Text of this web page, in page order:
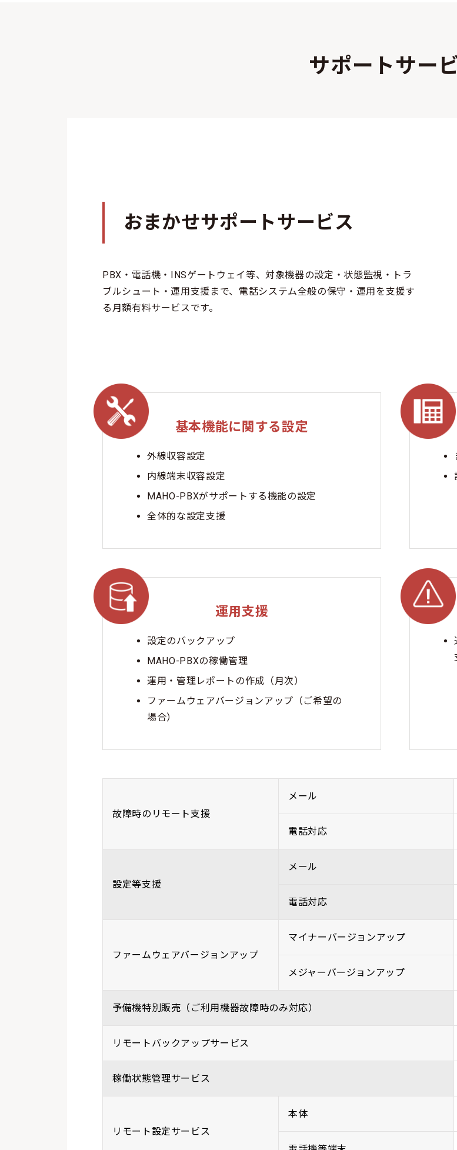
サポートサー
おまかせサポートサービス
PBX・電話機・INSゲートウェイ等、対象機器の設定・状態監視・トラ
ブルシュート・運用支援まで、電話システム全般の保守・運用を支援す
る月額有料サービスです。
基本機能に関する設定
外線収容設定
内線端末収容設定
MAHO-PBXがサポートする機能の設定
全体的な設定支援
運用支援
設定のバックアップ
MAHO-PBXの稼働管理
運用・管理レポートの作成（月次）
ファームウェアバージョンアップ（ご希望の
場合）
故障時のリモート支援
メール
電話対応
設定等支援
メール
電話対応
ファームウェアバージョンアップ
マイナーバージョンアップ
メジャーバージョンアップ
予備機特別販売（ご利用機器故障時のみ対応）
リモートバックアップサービス
稼働状態管理サービス
リモート設定サービス
本体